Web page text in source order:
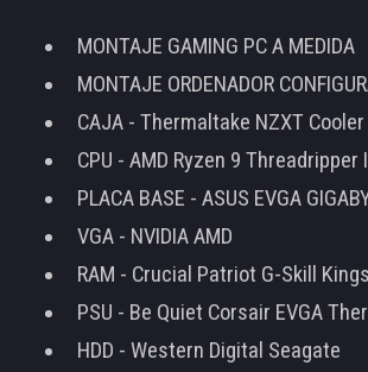
MONTAJE GAMING PC A MEDIDA
MONTAJE ORDENADOR
CAJA - Thermaltake NZXT
CPU - AMD Ryzen 9
PLACA BASE - ASUS EVGA
VGA - NVIDIA AMD
RAM - Crucial Patriot G-Skill
PSU - Be Quiet Corsair EVGA
HDD - Western Digital Seagate